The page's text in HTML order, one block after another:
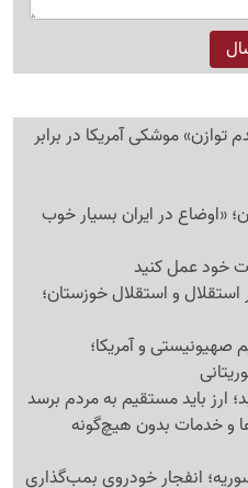
توازن» موشکی آمریکا در برابر
«اوضاع در ایران بسیار خوب
خود عمل کنید
و استقلال خوزستان؛
صهیونیستی و آمریکا؛
ارز باید مستقیم به مردم برسد
و خدمات بدون هیچ‌گونه
انفجار خودروی بمب‌گذاری